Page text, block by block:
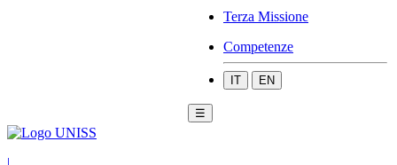
Terza Missione
Competenze
IT EN
☰